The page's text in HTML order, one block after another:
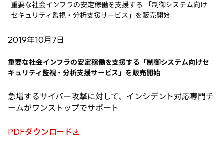
検索
重要な社会インフラの安定稼働を支援する 「制御システム向け
セキュリティ監視・分析支援サービス」を販売開始
2019年10月7日
重要な社会インフラの安定稼働を支援する「制御システム向けセ
キュリティ監視・分析支援サービス」を販売開始
急増するサイバー攻撃に対して、インシデント対応専門チ
ームがワンストップでサポート
PDFダウンロード
新